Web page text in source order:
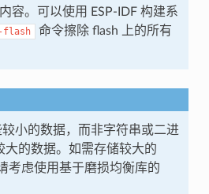
容。可以使用 ESP-IDF 构建系
flash
命令擦除 flash 上的所有
小的数据，而非字符串或二进
大的数据。如需存储较大的
考虑使用基于磨损均衡库的